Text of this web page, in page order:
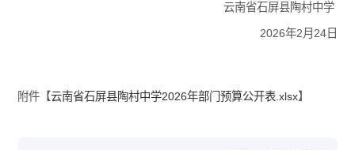
云南省石屏县陶村中学
2026年2月24日
附件【云南省石屏县陶村中学2026年部门预算公开表.xlsx】